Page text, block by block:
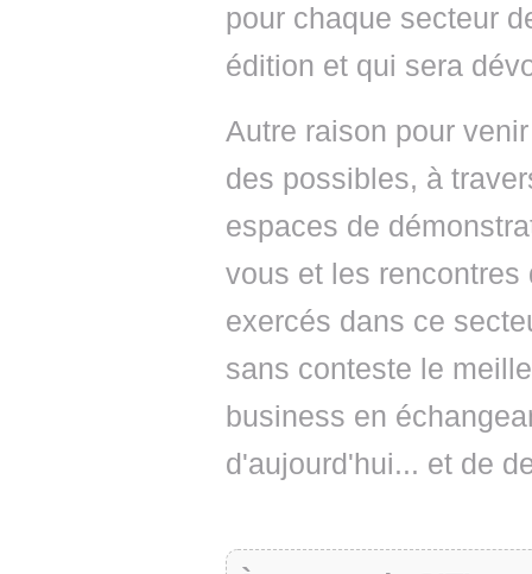
pour chaque secteur
édition et qui sera
Autre raison pour
des possibles, à
espaces de
vous et les
exercés dans ce
sans conteste le
business en
d'aujourd'hui... et de